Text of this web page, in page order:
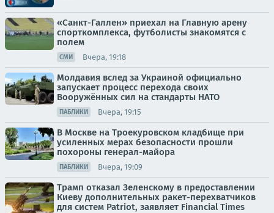
«Санкт-Галлен» приехал на Главную арену
спорткомплекса, футболисты знакомятся с
полем
СМИ Вчера, 19:18
Молдавия вслед за Украиной официально
запускает процесс перехода своих
Вооружённых сил на стандарты НАТО
ПАБЛИКИ Вчера, 19:15
В Москве на Троекуровском кладбище при
усиленных мерах безопасности прошли
похороны генерал-майора
ПАБЛИКИ Вчера, 19:09
Трамп отказал Зеленскому в предоставлении
Киеву дополнительных ракет-перехватчиков
для систем Patriot, заявляет Financial Times